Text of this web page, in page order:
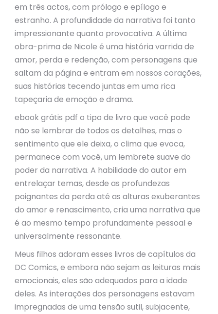
em três actos, com prólogo e epílogo e
estranho. A profundidade da narrativa foi tanto
impressionante quanto provocativa. A última
obra-prima de Nicole é uma história varrida de
amor, perda e redenção, com personagens que
saltam da página e entram em nossos corações,
suas histórias tecendo juntas em uma rica
tapeçaria de emoção e drama.
ebook grátis pdf o tipo de livro que você pode
não se lembrar de todos os detalhes, mas o
sentimento que ele deixa, o clima que evoca,
permanece com você, um lembrete suave do
poder da narrativa. A habilidade do autor em
entrelaçar temas, desde as profundezas
poignantes da perda até as alturas exuberantes
do amor e renascimento, cria uma narrativa que
é ao mesmo tempo profundamente pessoal e
universalmente ressonante.
Meus filhos adoram esses livros de capítulos da
DC Comics, e embora não sejam as leituras mais
emocionais, eles são adequados para a idade
deles. As interações dos personagens estavam
impregnadas de uma tensão sutil, subjacente,